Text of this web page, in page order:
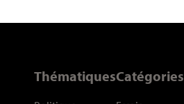
ThématiquesCatégories